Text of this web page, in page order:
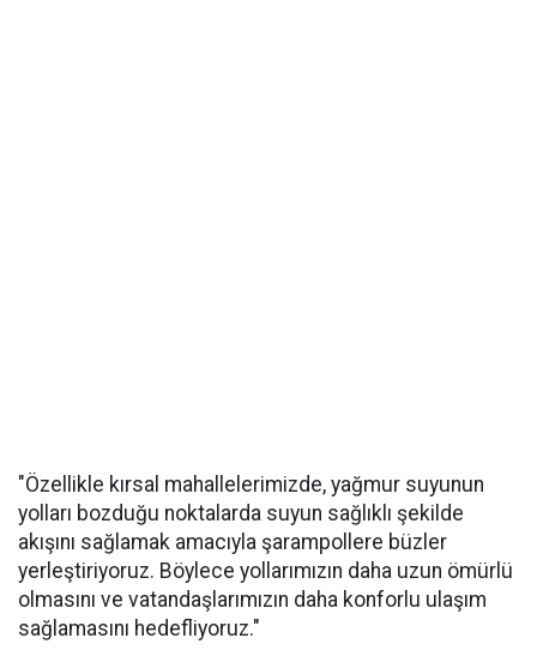
"Özellikle kırsal mahallelerimizde, yağmur suyunun
yolları bozduğu noktalarda suyun sağlıklı şekilde
akışını sağlamak amacıyla şarampollere büzler
yerleştiriyoruz. Böylece yollarımızın daha uzun ömürlü
olmasını ve vatandaşlarımızın daha konforlu ulaşım
sağlamasını hedefliyoruz."